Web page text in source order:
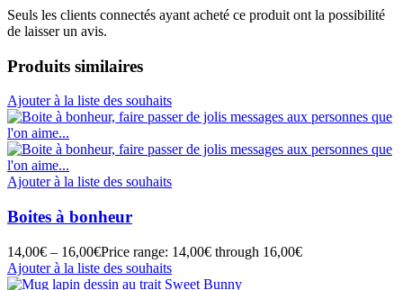
Seuls les clients connectés ayant acheté ce produit ont la possibilité
de laisser un avis.
Produits similaires
Ajouter à la liste des souhaits
Ajouter à la liste des souhaits
Boites à bonheur
14,00€ – 16,00€Price range: 14,00€ through 16,00€
Ajouter à la liste des souhaits